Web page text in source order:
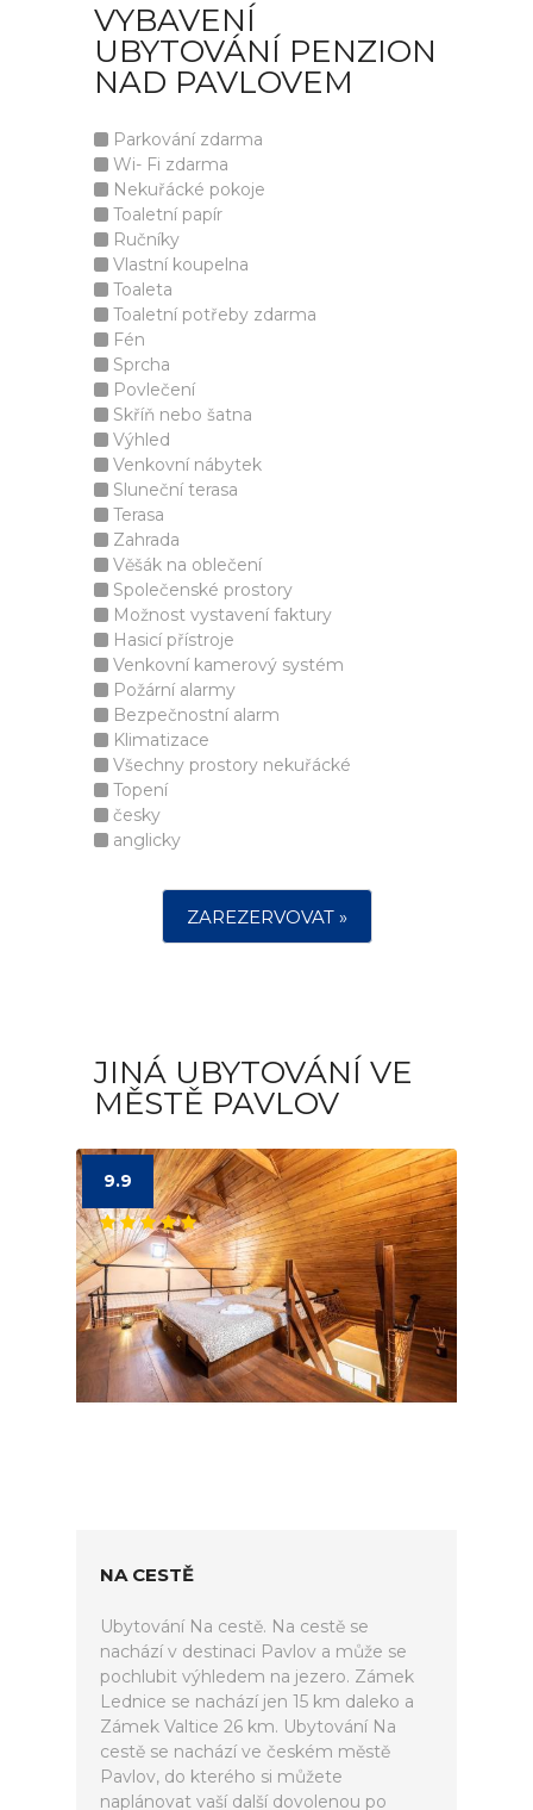
VYBAVENÍ
UBYTOVÁNÍ PENZION
NAD PAVLOVEM
Parkování zdarma
Wi- Fi zdarma
Nekuřácké pokoje
Toaletní papír
Ručníky
Vlastní koupelna
Toaleta
Toaletní potřeby zdarma
Fén
Sprcha
Povlečení
Skříň nebo šatna
Výhled
Venkovní nábytek
Sluneční terasa
Terasa
Zahrada
Věšák na oblečení
Společenské prostory
Možnost vystavení faktury
Hasicí přístroje
Venkovní kamerový systém
Požární alarmy
Bezpečnostní alarm
Klimatizace
Všechny prostory nekuřácké
Topení
česky
anglicky
ZAREZERVOVAT »
JINÁ UBYTOVÁNÍ VE
MĚSTĚ PAVLOV
9.9
NA CESTĚ
Ubytování Na cestě. Na cestě se
nachází v destinaci Pavlov a může se
pochlubit výhledem na jezero. Zámek
Lednice se nachází jen 15 km daleko a
Zámek Valtice 26 km. Ubytování Na
cestě se nachází ve českém městě
Pavlov, do kterého si můžete
naplánovat vaší další dovolenou po